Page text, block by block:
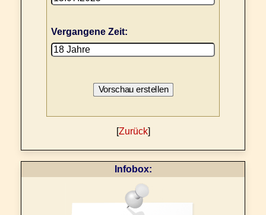
Vergangene Zeit:
[Zurück]
Infobox: